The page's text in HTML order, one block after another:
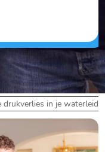
drukverlies in je